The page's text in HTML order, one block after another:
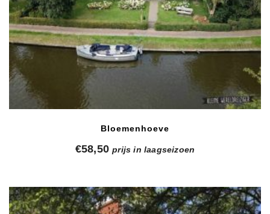
Bloemenhoeve
€58,50 prijs in laagseizoen